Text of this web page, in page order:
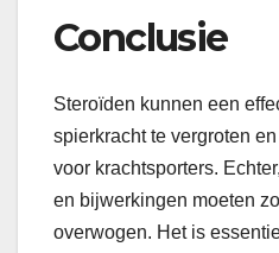
Conclusie
Steroïden kunnen een
spierkracht te vergroten
voor krachtsporters.
en bijwerkingen moeten
overwogen. Het is